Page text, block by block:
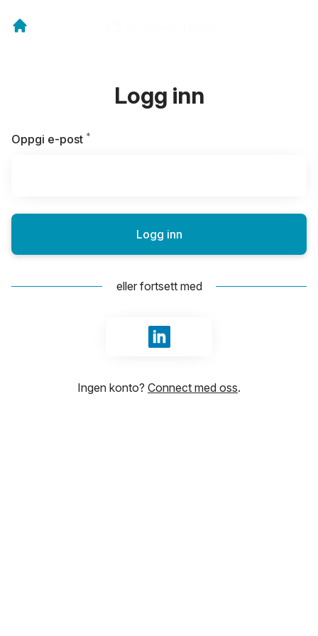
Logg inn
Oppgi e-post *
Logg inn
eller fortsett med
Logg inn med LinkedIn
Ingen konto? Connect med oss.